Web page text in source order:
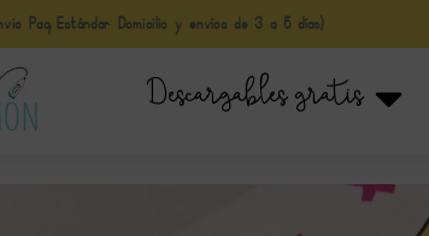
Paq Estándar Domicilio y envíos de 3 a 5 días)
Descargables gratis